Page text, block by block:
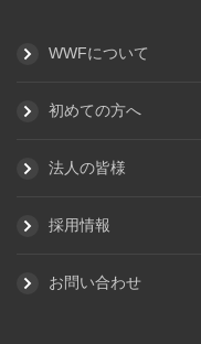
WWFについて
初めての方へ
法人の皆様
採用情報
お問い合わせ